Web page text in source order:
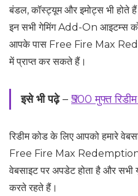
बंडल, कॉस्ट्यूम और इमोट्स भी होते
इन सभी गेमिंग Add-On आइटम्स को
आपके पास Free Fire Max
में प्राप्त कर सकते हैं।
इसे भी पढ़े– ₹500 मुफ्त
रिडीम कोड के लिए आपको हमारे
Free Fire Max Redemption
वेबसाइट पर अपडेट होता है और
करते रहते हैं।